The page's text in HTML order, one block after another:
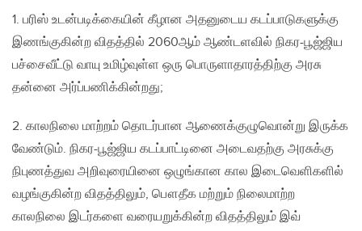
1. பரிஸ் உடன்படிக்கையின் கீழான அதனுடைய கடப்பாடுகளுக்கு
இணங்குகின்ற விதத்தில் 2060ஆம் ஆண்டளவில் நிகர-பூஜ்ஜிய
பச்சைவீட்டு வாயு உமிழ்வுள்ள ஒரு பொருளாதாரத்திற்கு அரசு
தன்னை அர்ப்பணிக்கின்றது;
2. காலநிலை மாற்றம் தொடர்பான ஆணைக்குழுவொன்று இருக்க
வேண்டும். நிகர-பூஜ்ஜிய கடப்பாட்டினை அடைவதற்கு அரசுக்கு
நிபுணத்துவ அறிவுரையினை ஒழுங்கான கால இடைவெளிகளில்
வழங்குகின்ற விதத்திலும், பௌதீக மற்றும் நிலைமாற்ற
காலநிலை இடர்களை வரையறுக்கின்ற விதத்திலும் இவ்